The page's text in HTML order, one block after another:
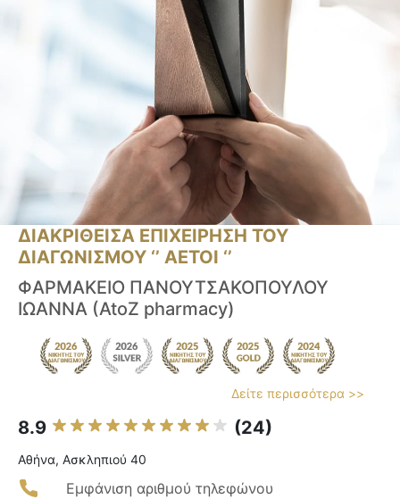
ΔΙΑΚΡΙΘΕΙΣΑ ΕΠΙΧΕΙΡΗΣΗ ΤΟΥ
ΔΙΑΓΩΝΙΣΜΟΥ ‘’ ΑΕΤΟΙ ‘’
ΦΑΡΜΑΚΕΙΟ ΠΑΝΟΥΤΣΑΚΟΠΟΥΛΟΥ
ΙΩΑΝΝΑ (AtoZ pharmacy)
Δείτε περισσότερα >>
8.9 (24)
Αθήνα, Ασκληπιού 40
Εμφάνιση αριθμού τηλεφώνου